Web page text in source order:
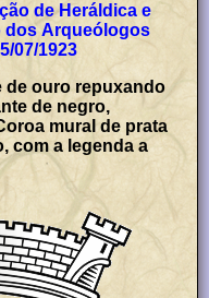
de Heráldica e
dos Arqueólogos
07/1923
de ouro repuxando
de negro,
mural de prata
com a legenda a